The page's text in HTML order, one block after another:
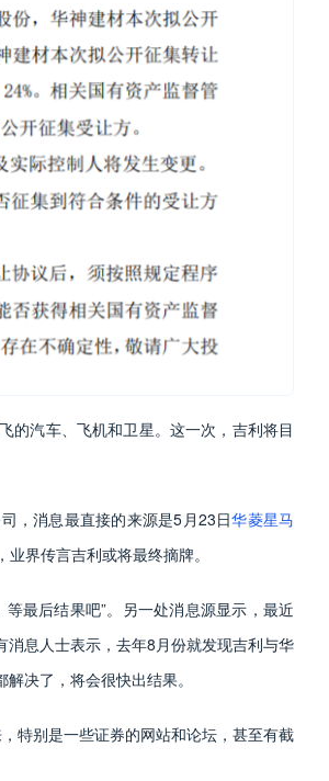
的汽车、飞机和卫星。这一次，吉利将目
，消息最直接的来源是5月23日华菱星马
界传言吉利或将最终摘牌。
最后结果吧”。另一处消息源显示，最近
息人士表示，去年8月份就发现吉利与华
决了，将会很快出结果。
特别是一些证券的网站和论坛，甚至有截